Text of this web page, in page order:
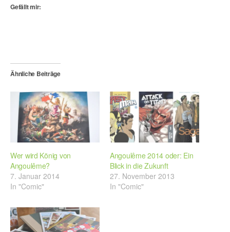
Gefällt mir:
Ähnliche Beiträge
Wer wird König von
Angoulême?
7. Januar 2014
In "Comic"
Angoulême 2014 oder: Ein
Blick in die Zukunft
27. November 2013
In "Comic"